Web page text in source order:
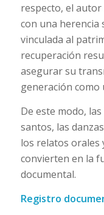
respecto, el
con una
vinculada al
recuperación
asegurar su
generación como
De este modo,
santos, las
los relatos orales
convierten en la
documental.
Registro